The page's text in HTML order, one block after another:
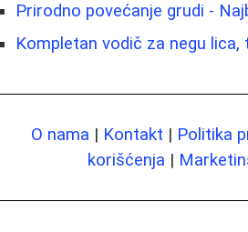
Prirodno povećanje grudi -
Kompletan vodič za negu lica,
O nama | Kontakt | Politika
korišćenja |